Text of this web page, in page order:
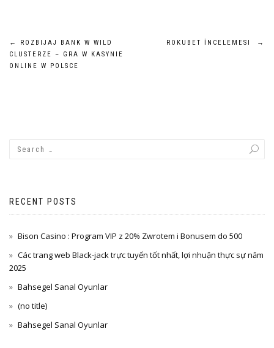
Post
navigation
←
ROZBIJAJ BANK W WILD
CLUSTERZE – GRA W KASYNIE
ONLINE W POLSCE
ROKUBET İNCELEMESI →
RECENT POSTS
Bison Casino : Program VIP z 20% Zwrotem i Bonusem do 500
Các trang web Black-jack trực tuyến tốt nhất, lợi nhuận thực sự năm
2025
Bahsegel Sanal Oyunlar
(no title)
Bahsegel Sanal Oyunlar